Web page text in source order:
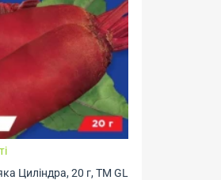
Циліндра, 20 г, ТМ GL